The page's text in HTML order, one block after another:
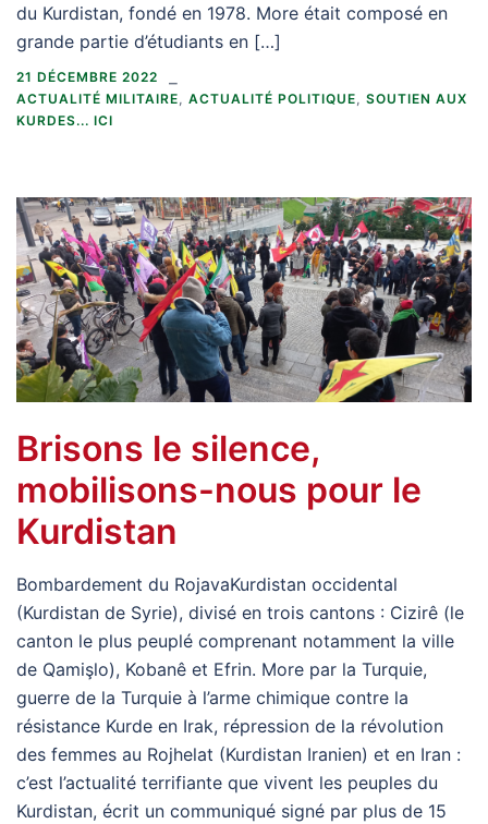
du Kurdistan, fondé en 1978. More était composé en
grande partie d’étudiants en […]
21 DÉCEMBRE 2022
ACTUALITÉ MILITAIRE
ACTUALITÉ POLITIQUE
SOUTIEN AUX
KURDES... ICI
Brisons le silence,
mobilisons-nous pour le
Kurdistan
Bombardement du RojavaKurdistan occidental
(Kurdistan de Syrie), divisé en trois cantons : Cizirê (le
canton le plus peuplé comprenant notamment la ville
de Qamişlo), Kobanê et Efrin. More par la Turquie,
guerre de la Turquie à l’arme chimique contre la
résistance Kurde en Irak, répression de la révolution
des femmes au Rojhelat (Kurdistan Iranien) et en Iran :
c’est l’actualité terrifiante que vivent les peuples du
Kurdistan, écrit un communiqué signé par plus de 15